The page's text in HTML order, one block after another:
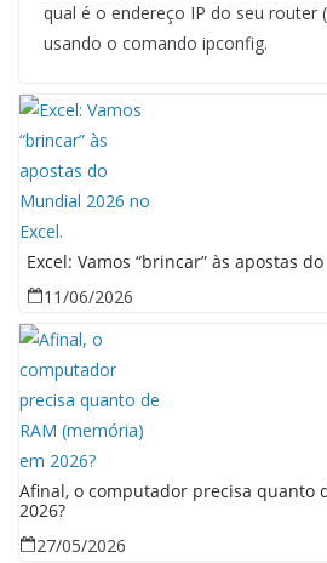
qual é o endereço IP do seu
usando o comando ipconfig.
Excel: Vamos “brincar” às apostas
11/06/2026
Afinal, o computador precisa quanto
2026?
27/05/2026